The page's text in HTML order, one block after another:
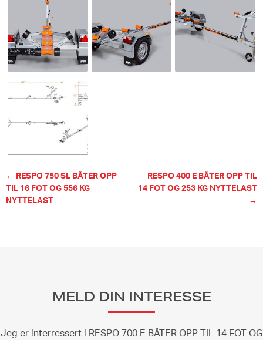
← RESPO 750 SL BÅTER OPP
TIL 16 FOT OG 556 KG
NYTTELAST
RESPO 400 E BÅTER OPP TIL
14 FOT OG 253 KG NYTTELAST
→
MELD DIN INTERESSE
Jeg er interressert i RESPO 700 E BÅTER OPP TIL 14 FOT OG